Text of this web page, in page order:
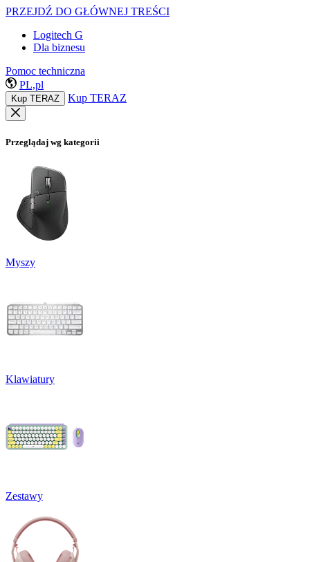
PRZEJDŹ DO GŁÓWNEJ TREŚCI
Logitech G
Dla biznesu
Pomoc techniczna
PL,pl
Kup TERAZ Kup TERAZ
Przeglądaj wg kategorii
Myszy
Klawiatury
Zestawy